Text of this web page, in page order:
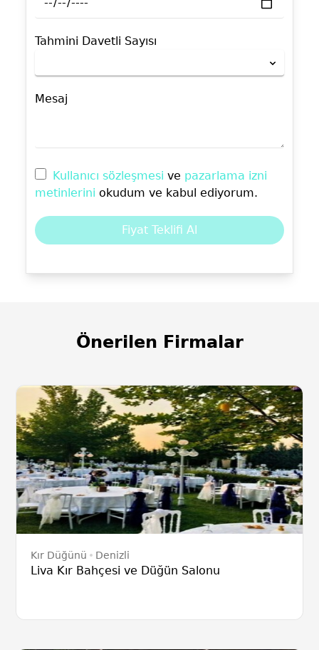
Tahmini Davetli Sayısı
Mesaj
Kullanıcı sözleşmesi ve pazarlama izni
metinlerini okudum ve kabul ediyorum.
Fiyat Teklifi Al
Önerilen Firmalar
Kır Düğünü Denizli
Liva Kır Bahçesi ve Düğün Salonu